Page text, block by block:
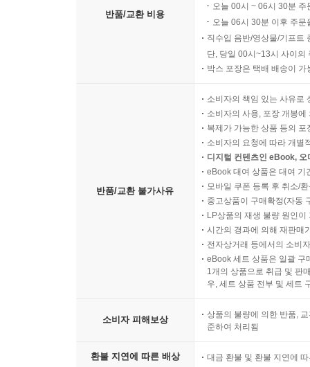
반품/교환 비용
오늘 00시 ~ 06시 30분
오늘 06시 30분 이후 주
직수입 음반/영상물/기프트
단, 당일 00시~13시 사이의
박스 포장은 택배 배송이
반품/교환 불가사유
소비자의 책임 있는 사유로
소비자의 사용, 포장 개봉
복제가 가능한 상품 등의
소비자의 요청에 따라 개별
디지털 컨텐츠인 eBook,
eBook 대여 상품은 대여 기
모바일 쿠폰 등록 후 취소/
중고상품이 구매확정(자동
LP상품의 재생 불량 원인
시간의 경과에 의해 재판매
전자상거래 등에서의 소비
eBook 세트 상품은 일괄 구
1개의 상품으로 취급 및 판
우, 세트 상품 전부 및 세트
소비자 피해보상
상품의 불량에 의한 반품,
준하여 처리됨
환불 지연에 따른 배상 대금 환불 및 환불 지연에